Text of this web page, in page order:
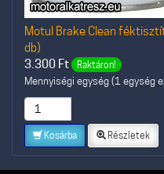
Motul Brake Clean
db)
3.300 Ft Raktáron!
Mennyiségi egység (1 egység
Kosárba Részletek